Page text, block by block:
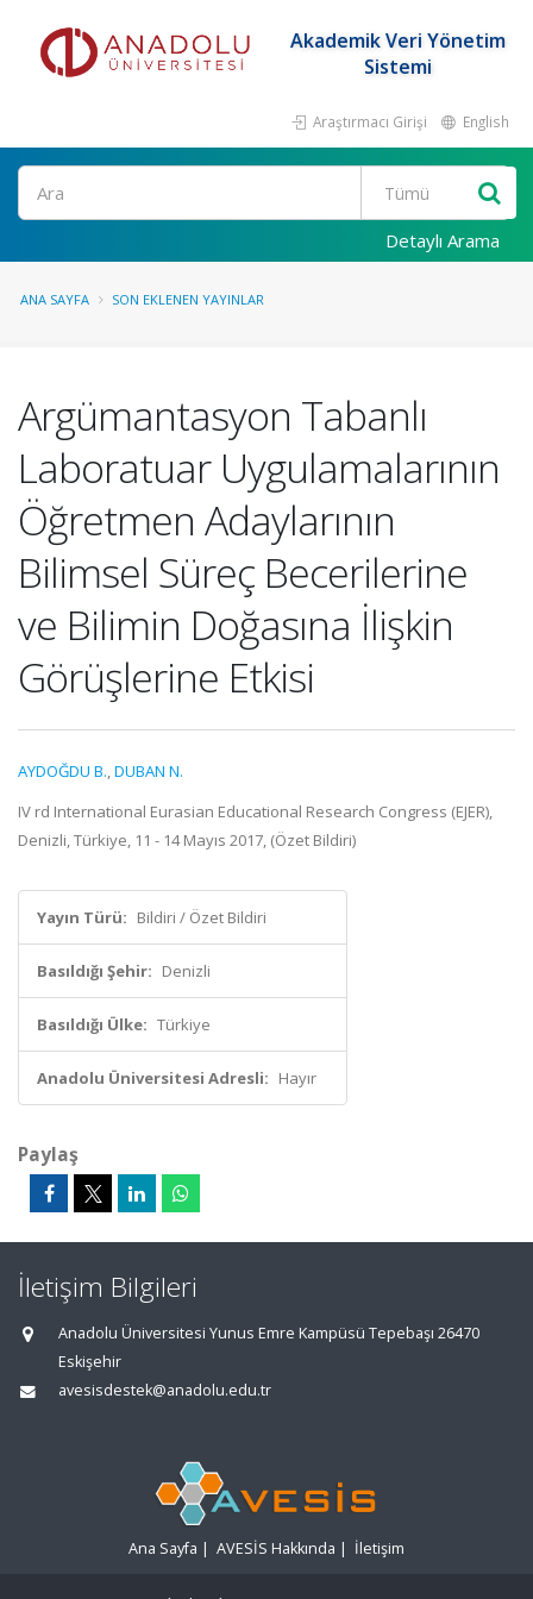
Akademik Veri Yönetim
Sistemi
Araştırmacı Girişi English
Ara
Detaylı Arama
ANA SAYFA SON EKLENEN YAYINLAR
Argümantasyon Tabanlı
Laboratuar Uygulamalarının
Öğretmen Adaylarının
Bilimsel Süreç Becerilerine
ve Bilimin Doğasına İlişkin
Görüşlerine Etkisi
AYDOĞDU B.,DUBAN N.
IV rd International Eurasian Educational Research Congress (EJER),
Denizli, Türkiye, 11 - 14 Mayıs 2017, (Özet Bildiri)
Yayın Türü: Bildiri / Özet Bildiri
Basıldığı Şehir: Denizli
Basıldığı Ülke: Türkiye
Anadolu Üniversitesi Adresli: Hayır
Paylaş
İletişim Bilgileri
Anadolu Üniversitesi Yunus Emre Kampüsü Tepebaşı 26470
Eskişehir
avesisdestek@anadolu.edu.tr
Ana Sayfa | AVESİS Hakkında | İletişim